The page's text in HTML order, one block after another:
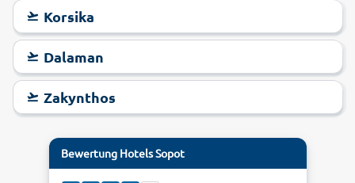
Korsika
Dalaman
Zakynthos
Bewertung Hotels Sopot